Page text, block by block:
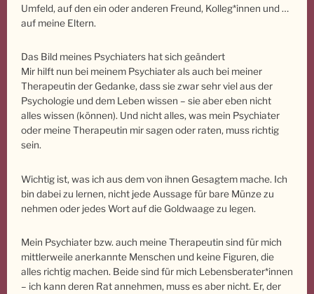
Umfeld, auf den ein oder anderen Freund, Kolleg*innen und …
auf meine Eltern.
Das Bild meines Psychiaters hat sich geändert
Mir hilft nun bei meinem Psychiater als auch bei meiner
Therapeutin der Gedanke, dass sie zwar sehr viel aus der
Psychologie und dem Leben wissen – sie aber eben nicht
alles wissen (können). Und nicht alles, was mein Psychiater
oder meine Therapeutin mir sagen oder raten, muss richtig
sein.
Wichtig ist, was ich aus dem von ihnen Gesagtem mache. Ich
bin dabei zu lernen, nicht jede Aussage für bare Münze zu
nehmen oder jedes Wort auf die Goldwaage zu legen.
Mein Psychiater bzw. auch meine Therapeutin sind für mich
mittlerweile anerkannte Menschen und keine Figuren, die
alles richtig machen. Beide sind für mich Lebensberater*innen
– ich kann deren Rat annehmen, muss es aber nicht. Er, der